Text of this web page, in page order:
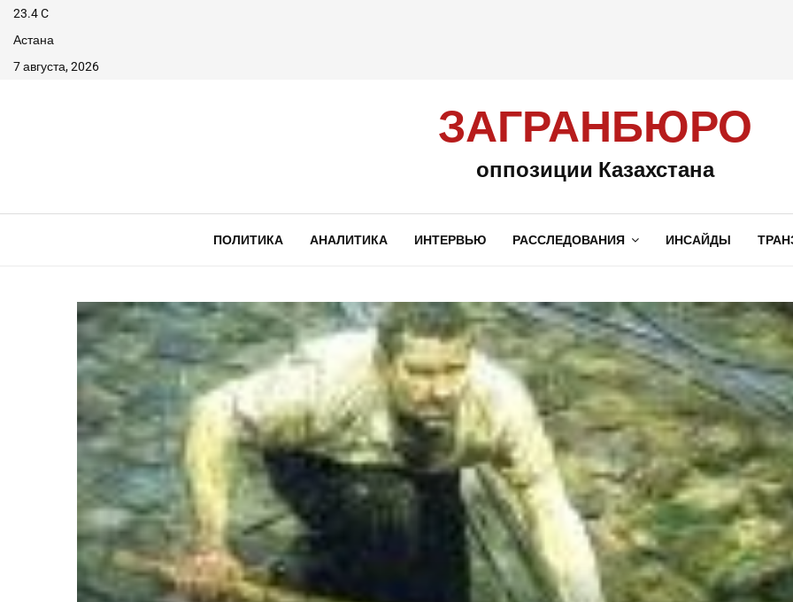
23.4C
Астана
7 августа, 2026
ЗАГРАНБЮРО
оппозиции Казахстана
ПОЛИТИКА АНАЛИТИКА ИНТЕРВЬЮ РАССЛЕДОВАНИЯ ИНСАЙДЫ